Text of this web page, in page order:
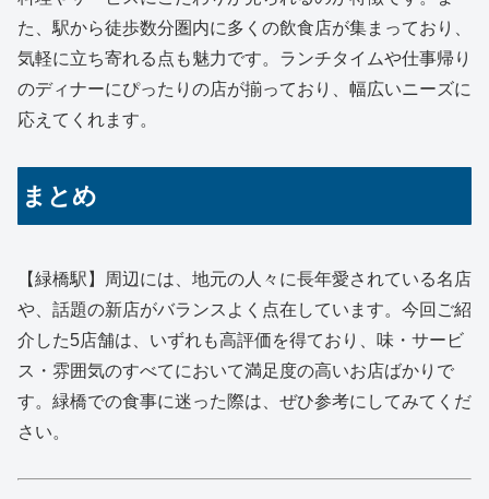
た、駅から徒歩数分圏内に多くの飲食店が集まっており、
気軽に立ち寄れる点も魅力です。ランチタイムや仕事帰り
のディナーにぴったりの店が揃っており、幅広いニーズに
応えてくれます。
まとめ
【緑橋駅】周辺には、地元の人々に長年愛されている名店
や、話題の新店がバランスよく点在しています。今回ご紹
介した5店舗は、いずれも高評価を得ており、味・サービ
ス・雰囲気のすべてにおいて満足度の高いお店ばかりで
す。緑橋での食事に迷った際は、ぜひ参考にしてみてくだ
さい。